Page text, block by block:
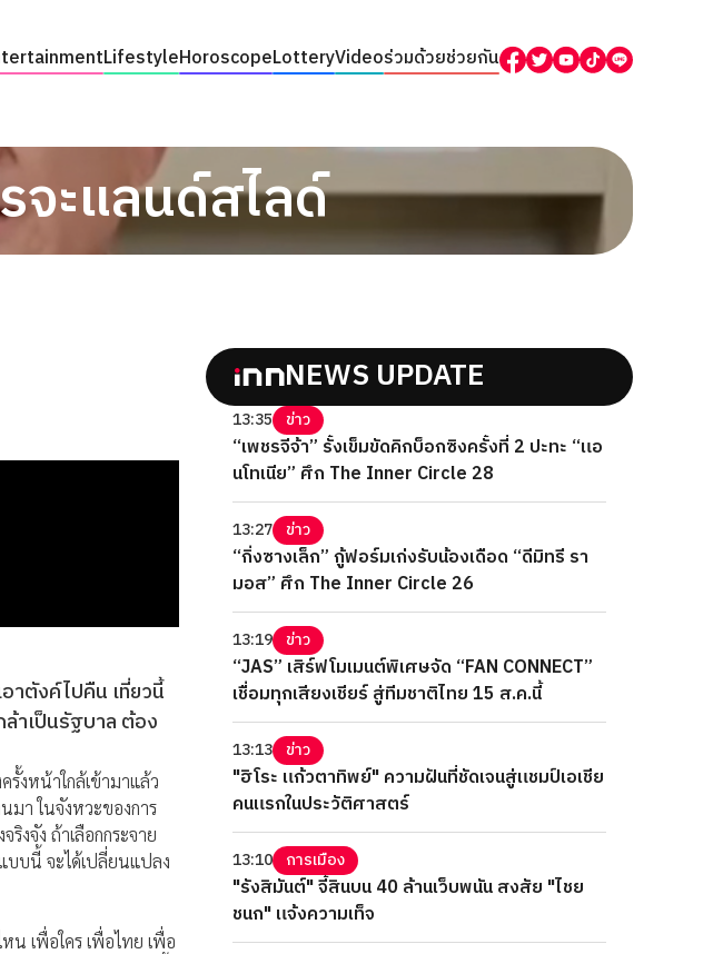
LifestyleHoroscopeLotteryVideoร่วมด้วยช่วยกัน
จะแลนด์สไลด์
าตังค์ไปคืน เที่ยวนี้
าเป็นรัฐบาล ต้อง
งหน้าใกล้เข้ามาแล้ว
า ในจังหวะของการ
งจัง ถ้าเลือกกระจาย
บบนี้ จะได้เปลี่ยนแปลง
เพื่อใคร เพื่อไทย เพื่อ
NEWS UPDATE
13:35 ข่าว
“เพชรจีจ้า” รั้งเข็มขัดคิกบ็อกซิงครั้งที่ 2 ปะทะ “แอ
นโทเนีย” ศึก The Inner Circle 28
13:27 ข่าว
“กิ่งซางเล็ก” กู้ฟอร์มเก่งรับน้องเดือด “ดีมิทรี รา
มอส” ศึก The Inner Circle 26
13:19 ข่าว
“JAS” เสิร์ฟโมเมนต์พิเศษจัด “FAN CONNECT”
เชื่อมทุกเสียงเชียร์ สู่ทีมชาติไทย 15 ส.ค.นี้
13:13 ข่าว
"ฮิโระ แก้วตาทิพย์" ความฝันที่ชัดเจนสู่แชมป์เอเชีย
คนแรกในประวัติศาสตร์
13:10 การเมือง
"รังสิมันต์" จี้สินบน 40 ล้านเว็บพนัน สงสัย "ไชย
ชนก" แจ้งความเท็จ